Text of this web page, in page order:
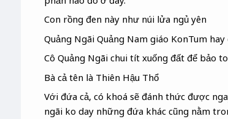
Con rồng đen này như núi lửa ngủ yên
Quảng Ngãi Quảng Nam giáo KonTum
Cô Quảng Ngãi chui tít xuống đất để bảo
Bà cả tên là Thiên Hậu Thổ
Với đứa cả, có khoá sẽ đánh thức được
ngãi ko day những đứa khác cũng nằm